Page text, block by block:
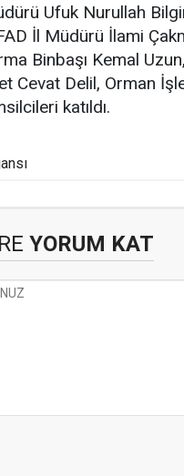
Ufuk Nurullah
İl Müdürü İlami
Binbaşı Kemal
Cevat Delil, Orman
katıldı.
YORUM KAT